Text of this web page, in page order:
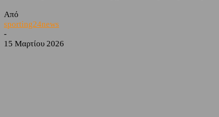
Από
sporting24news
-
15 Μαρτίου 2026